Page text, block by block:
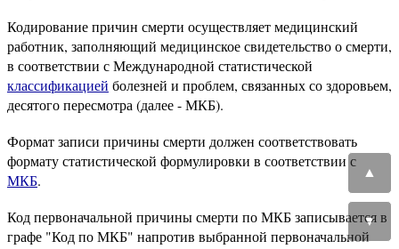
Кодирование причин смерти осуществляет медицинский
работник, заполняющий медицинское свидетельство о смерти,
в соответствии с Международной статистической
классификацией болезней и проблем, связанных со здоровьем,
десятого пересмотра (далее - МКБ).
Формат записи причины смерти должен соответствовать
формату статистической формулировки в соответствии с
МКБ.
Код первоначальной причины смерти по МКБ записывается в
графе "Код по МКБ" напротив выбранной первоначальной
▲
▼